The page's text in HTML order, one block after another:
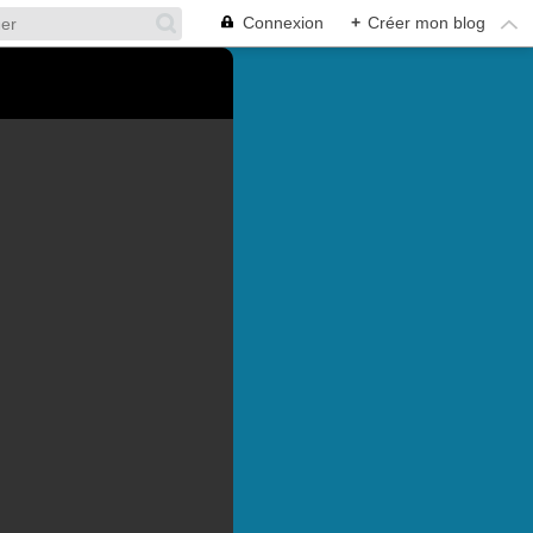
Connexion + Créer mon blog